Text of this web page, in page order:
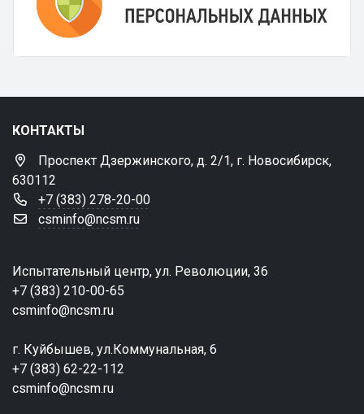
КОНТАКТЫ
Проспект Дзержинского, д. 2/1, г. Новосибирск,
630112
+7 (383) 278-20-00
csminfo@ncsm.ru
Испытательный центр, ул. Революции, 36
+7 (383) 210-00-65
csminfo@ncsm.ru
г. Куйбышев, ул.Коммунальная, 6
+7 (383) 62-22-112
csminfo@ncsm.ru